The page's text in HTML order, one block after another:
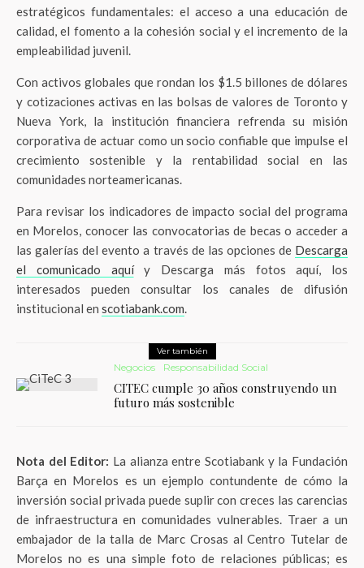
estratégicos fundamentales: el acceso a una educación de
calidad, el fomento a la cohesión social y el incremento de la
empleabilidad juvenil.
Con activos globales que rondan los $1.5 billones de dólares
y cotizaciones activas en las bolsas de valores de Toronto y
Nueva York, la institución financiera refrenda su misión
corporativa de actuar como un socio confiable que impulse el
crecimiento sostenible y la rentabilidad social en las
comunidades norteamericanas.
Para revisar los indicadores de impacto social del programa
en Morelos, conocer las convocatorias de becas o acceder a
las galerías del evento a través de las opciones de Descarga
el comunicado aquíy Descarga más fotos aquí, los
interesados pueden consultar los canales de difusión
institucional en scotiabank.com.
Ver también
Negocios Responsabilidad Social
CITEC cumple 30 años construyendo un
futuro más sostenible
Nota del Editor: La alianza entre Scotiabank y la Fundación
Barça en Morelos es un ejemplo contundente de cómo la
inversión social privada puede suplir con creces las carencias
de infraestructura en comunidades vulnerables. Traer a un
embajador de la talla de Marc Crosas al Centro Tutelar de
Morelos no es una simple foto de relaciones públicas; es